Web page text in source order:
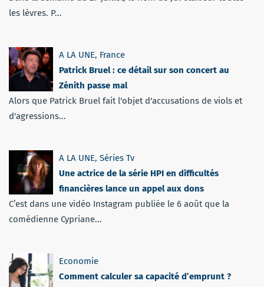
les lèvres. P...
A LA UNE, France
Patrick Bruel : ce détail sur son concert au
Zénith passe mal
Alors que Patrick Bruel fait l'objet d'accusations de viols et
d'agressions...
A LA UNE, Séries Tv
Une actrice de la série HPI en difficultés
financières lance un appel aux dons
C’est dans une vidéo Instagram publiée le 6 août que la
comédienne Cypriane...
Economie
Comment calculer sa capacité d’emprunt ?